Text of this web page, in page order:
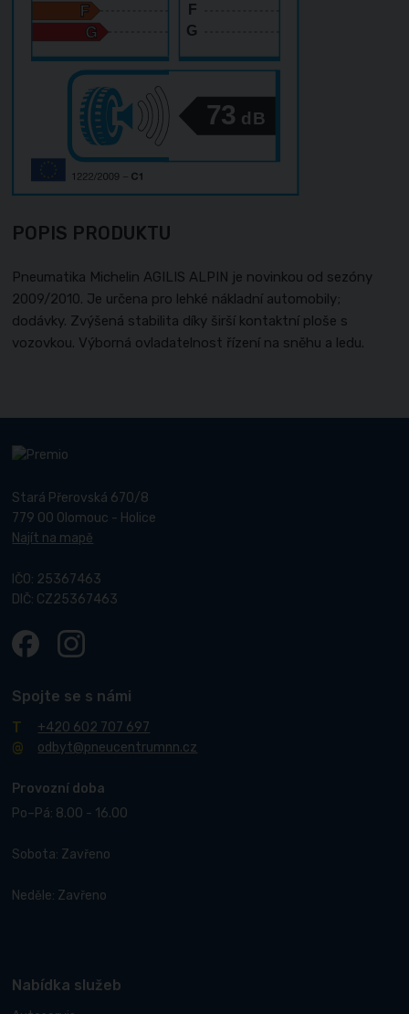
F
G
73 dB
POPIS PRODUKTU
Pneumatika Michelin AGILIS ALPIN je novinkou od sezóny
2009/2010. Je určena pro lehké nákladní automobily;
dodávky. Zvýšená stabilita díky širší kontaktní ploše s
vozovkou. Výborná ovladatelnost řízení na sněhu a ledu.
Stará Přerovská 670/8
779 00 Olomouc - Holice
Najít na mapě
IČO: 25367463
DIČ: CZ25367463
Spojte se s námi
+420 602 707 697
odbyt@pneucentrumnn.cz
Provozní doba
Po–Pá: 8.00 - 16.00
Sobota: Zavřeno
Neděle: Zavřeno
Nabídka služeb